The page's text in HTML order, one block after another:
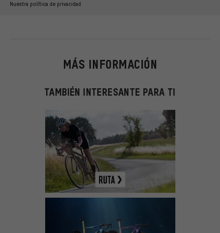
Nuestra política de privacidad
MÁS INFORMACIÓN
TAMBIÉN INTERESANTE PARA TI